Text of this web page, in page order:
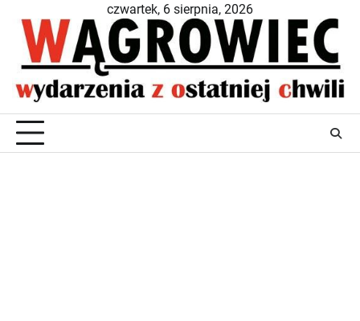
content
czwartek, 6 sierpnia, 2026